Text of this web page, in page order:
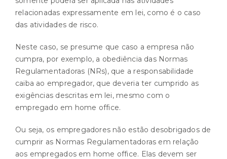
relacionadas expressamente em lei, como é o caso
das atividades de risco.
Neste caso, se presume que caso a empresa não
cumpra, por exemplo, a obediência das Normas
Regulamentadoras (NRs), que a responsabilidade
caiba ao empregador, que deveria ter cumprido as
exigências descritas em lei, mesmo com o
empregado em home office.
Ou seja, os empregadores não estão desobrigados de
cumprir as Normas Regulamentadoras em relação
aos empregados em home office. Elas devem ser